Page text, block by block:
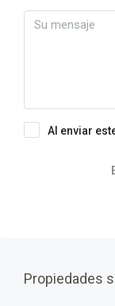
Al enviar
Propiedades